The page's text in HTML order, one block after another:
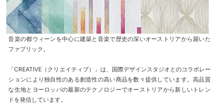
音楽の都ウィーンを中心に建築と音楽で歴史の深いオーストリアから届いた
ファブリック。
「CREATIVE（クリエイティブ）」は、国際デザインスタジオとのコラボレー
ションにより独自性のある創造性の高い商品を数々提供しています。高品質
な生地とヨーロッパの最新のテクノロジーでオーストリアから新しいトレン
ドを発信しています。